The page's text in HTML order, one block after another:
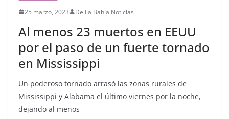
25 marzo, 2023 De La Bahía Noticias
Al menos 23 muertos en EEUU
por el paso de un fuerte tornado
en Mississippi
Un poderoso tornado arrasó las zonas rurales de
Mississippi y Alabama el último viernes por la noche,
dejando al menos